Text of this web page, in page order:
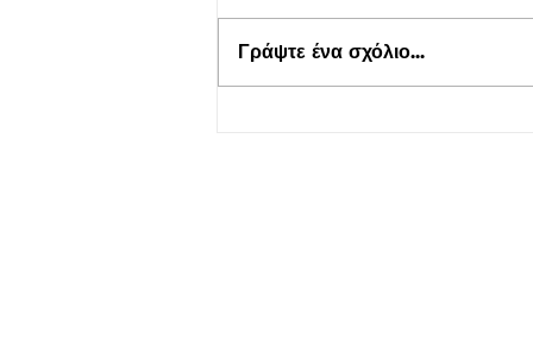
Γράψτε ένα σχόλιο...